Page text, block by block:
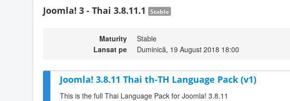
Joomla! 3 - Thai 3.8.11.1 Stable
Maturity
Stable
Lansat pe
Duminică, 19 August 2018 18:00
Joomla! 3.8.11 Thai th-TH Language Pack (v1)
This is the full Thai Language Pack for Joomla! 3.8.11